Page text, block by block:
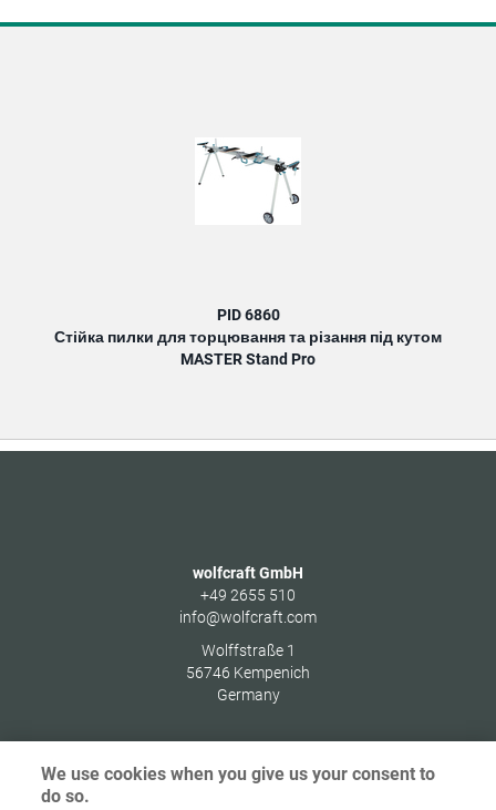
PID 6860
Стійка пилки для торцювання та різання під кутом
MASTER Stand Pro
wolfcraft GmbH
+49 2655 510
info@wolfcraft.com
Wolffstraße 1
56746 Kempenich
Germany
We use cookies when you give us your consent to
do so.